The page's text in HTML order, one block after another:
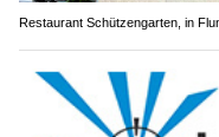
Restaurant Schützengarten, in